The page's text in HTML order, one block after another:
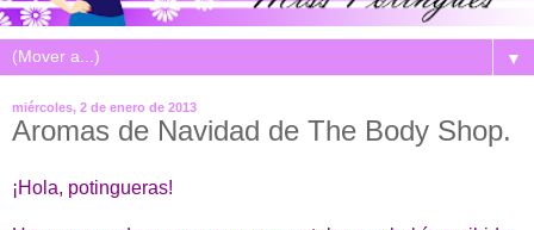
▼
miércoles, 2 de enero de 2013
Aromas de Navidad de The Body Shop.
¡Hola, potingueras!